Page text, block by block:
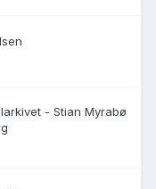
- Stian Myrabø